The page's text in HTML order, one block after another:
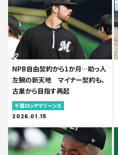
NPB自由契約から1か月…助っ人
左腕の新天地 マイナー契約も、
古巣から目指す再起
千葉ロッテマリーンズ
2026.01.15